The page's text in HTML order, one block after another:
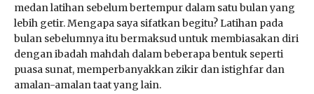
medan latihan sebelum bertempur dalam satu bulan yang
lebih getir. Mengapa saya sifatkan begitu? Latihan pada
bulan sebelumnya itu bermaksud untuk membiasakan diri
dengan ibadah mahdah dalam beberapa bentuk seperti
puasa sunat, memperbanyakkan zikir dan istighfar dan
amalan-amalan taat yang lain.